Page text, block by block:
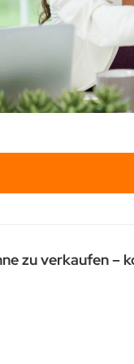
zu verkaufen